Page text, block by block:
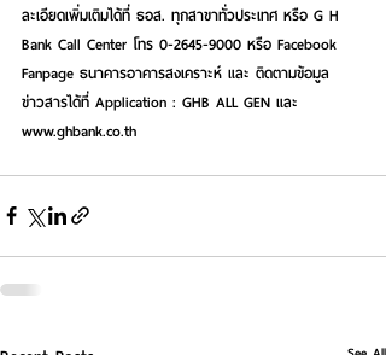
ละเอียดเพิ่มเติมได้ที่ ธอส. ทุกสาขาทั่วประเทศ หรือ G H
Bank Call Center โทร 0-2645-9000 หรือ Facebook
Fanpage ธนาคารอาคารสงเคราะห์ และ ติดตามข้อมูล
ข่าวสารได้ที่ Application : GHB ALL GEN และ
www.ghbank.co.th